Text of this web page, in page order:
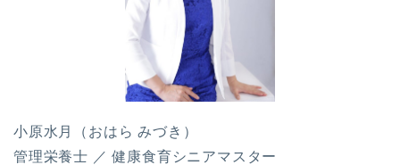
小原水月（おはら みづき）
管理栄養士 ／ 健康食育シニアマスター